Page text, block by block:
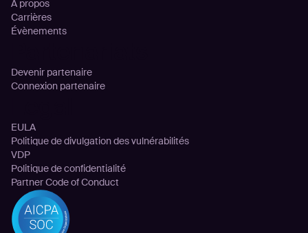
À propos
Carrières
Évènements
Devenir partenaire
Connexion partenaire
EULA
Politique de divulgation des vulnérabilités
VDP
Politique de confidentialité
Partner Code of Conduct